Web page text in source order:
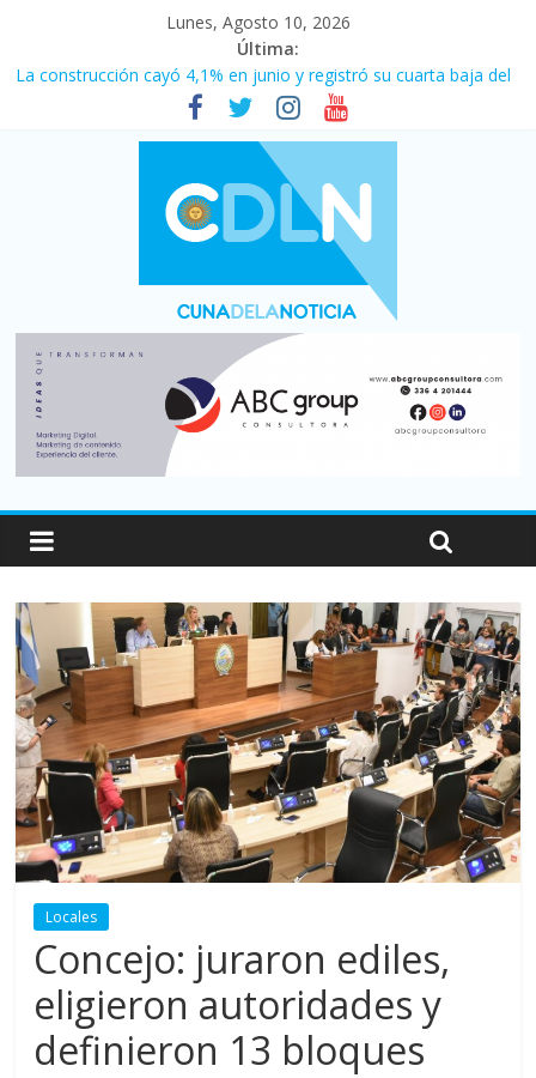
Lunes, Agosto 10, 2026
Última:
La construcción cayó 4,1% en junio y registró su cuarta baja del
El consumo sigue frenado: las ventas minoristas cayeron 3,8 en
julio y acumulan siete meses en baja
Newell’s cayó 2 a 1 ante Defensa y Justicia en Florencio Varela
por la cuarta fecha del Clausura
Milei y los errores no forzados
El agro argentino logró un récord histórico de exportaciones en
el primer semestre de 2026
Locales
Concejo: juraron ediles,
eligieron autoridades y
definieron 13 bloques